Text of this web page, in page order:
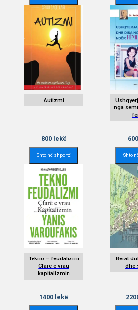
Autizmi
800lekë
Shto në shportë
nga
600
Shto
Tekno – feudalizmi
Cfare e vrau
kapitalizmin
1400 lekë
Berat
dhe